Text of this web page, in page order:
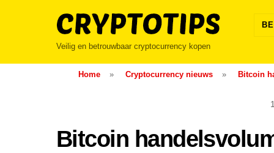
Veilig en betrouwbaar cryptocurrency kopen
Home » Cryptocurrency nieuws » Bitcoin
Bitcoin